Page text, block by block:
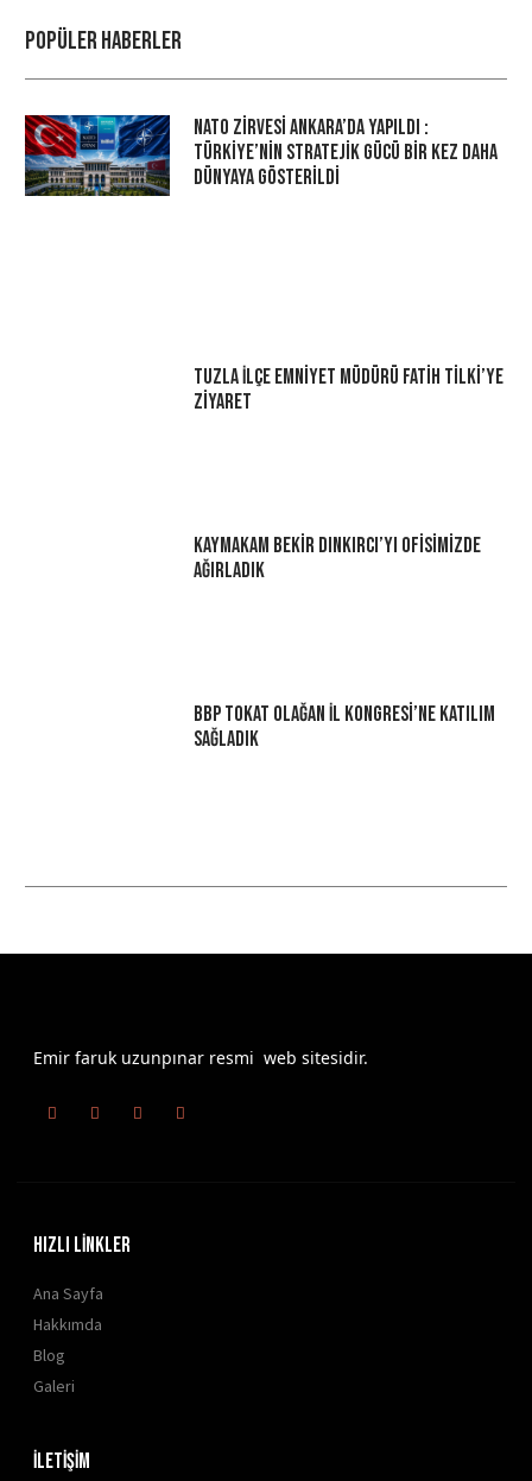
Popüler haberler
NATO Zirvesi Ankara’da Yapıldı :
Türkiye’nin Stratejik Gücü Bir Kez Daha
Dünyaya Gösterildi
Tuzla İlçe Emniyet Müdürü Fatih Tilki’ye
Ziyaret
Kaymakam Bekir Dınkırcı’yı Ofisimizde
Ağırladık
BBP Tokat Olağan İl Kongresi’ne Katılım
Sağladık
Emir faruk uzunpınar resmi web sitesidir.
HIZLI LİNKLER
Ana Sayfa
Hakkımda
Blog
Galeri
İLETİŞİM